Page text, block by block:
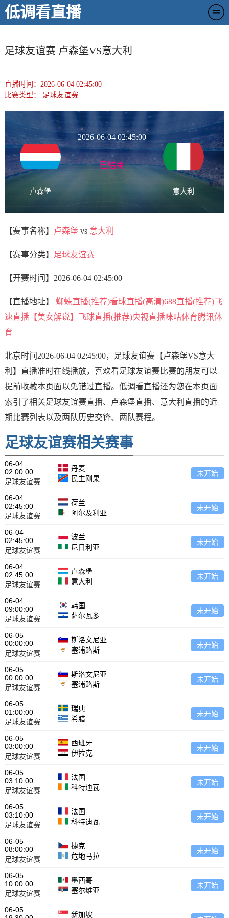
低调看直播
足球友谊赛 卢森堡VS意大利
直播时间：2026-06-04 02:45:00
比赛类型：
足球友谊赛
卢森堡
2026-06-04 02:45:00
已结束
意大利
【赛事名称】 卢森堡 vs 意大利
【赛事分类】 足球友谊赛
【开赛时间】 2026-06-04 02:45:00
【直播地址】 蜘蛛直播(推荐)看球直播(高清)688直播(推荐)飞
速直播【美女解说】 飞球直播(推荐)央视直播咪咕体育腾讯体
育
北京时间2026-06-04 02:45:00，足球友谊赛【卢森堡VS意大
利】直播准时在线播放，喜欢看足球友谊赛比赛的朋友可以
提前收藏本页面以免错过直播。低调看直播还为您在本页面
索引了相关足球友谊赛直播、卢森堡直播、意大利直播的近
期比赛列表以及两队历史交锋、两队赛程。
足球友谊赛相关赛事
06-04
02:00:00
足球友谊赛
丹麦
民主刚果
未开始
06-04
02:45:00
足球友谊赛
荷兰
阿尔及利亚
未开始
06-04
02:45:00
足球友谊赛
波兰
尼日利亚
未开始
06-04
02:45:00
足球友谊赛
卢森堡
意大利
未开始
06-04
09:00:00
足球友谊赛
韩国
萨尔瓦多
未开始
06-05
00:00:00
足球友谊赛
斯洛文尼亚
塞浦路斯
未开始
06-05
00:00:00
足球友谊赛
斯洛文尼亚
塞浦路斯
未开始
06-05
01:00:00
足球友谊赛
瑞典
希腊
未开始
06-05
03:00:00
足球友谊赛
西班牙
伊拉克
未开始
06-05
03:10:00
足球友谊赛
法国
科特迪瓦
未开始
06-05
03:10:00
足球友谊赛
法国
科特迪瓦
未开始
06-05
08:00:00
足球友谊赛
捷克
危地马拉
未开始
06-05
10:00:00
足球友谊赛
墨西哥
塞尔维亚
未开始
06-05
新加坡